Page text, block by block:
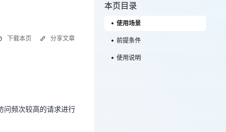
国家云助力中小企业腾飞，高额上云补贴重磅
下载本页 分享文章
问频次较高的请求进行
本页目录
使用场景
前提条件
使用说明